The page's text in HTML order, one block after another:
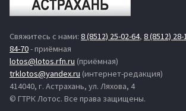
Свяжитесь с нами: 8 (8512) 25-02-64, 8 (8512) 28-
84-70- приёмная
lotos@lotos.rfn.ru (приёмная)
trklotos@yandex.ru (интернет-редакция)
414040, г. Астрахань, ул. Ляхова, 4
© ГТРК Лотос. Все права защищены.